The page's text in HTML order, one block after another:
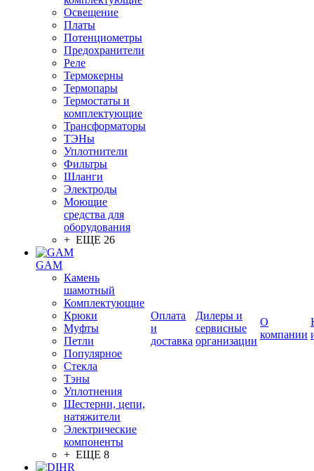
Освещение
Платы
Потенциометры
Предохранители
Реле
Термокерны
Термопары
Термостаты и
комплектующие
Трансформаторы
ТЭНы
Уплотнители
Фильтры
Шланги
Электроды
Моющие
средства для
оборудования
+ ЕЩЕ 26
GAM
Камень
шамотный
Комплектующие
Крюки
Муфты
Петли
Популярное
Стекла
Тэны
Уплотнения
Шестерни, цепи,
натяжители
Электрические
компоненты
+ ЕЩЕ 8
Оплата
и
доставка
Дилеры и
сервисные
организации
О
компании